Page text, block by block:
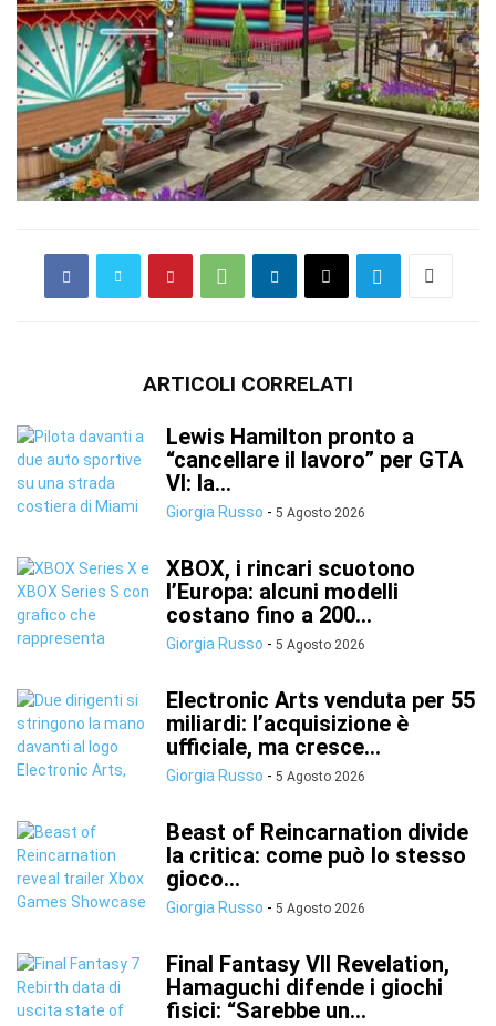
ARTICOLI CORRELATI
Lewis Hamilton pronto a
“cancellare il lavoro” per GTA
VI: la...
Giorgia Russo - 5 Agosto 2026
XBOX, i rincari scuotono
l’Europa: alcuni modelli
costano fino a 200...
Giorgia Russo - 5 Agosto 2026
Electronic Arts venduta per 55
miliardi: l’acquisizione è
ufficiale, ma cresce...
Giorgia Russo - 5 Agosto 2026
Beast of Reincarnation divide
la critica: come può lo stesso
gioco...
Giorgia Russo - 5 Agosto 2026
Final Fantasy VII Revelation,
Hamaguchi difende i giochi
fisici: “Sarebbe un...